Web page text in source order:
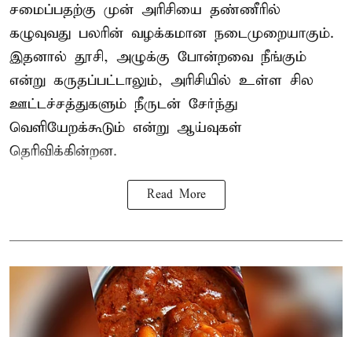
சமைப்பதற்கு முன் அரிசியை தண்ணீரில்
கழுவுவது பலரின் வழக்கமான நடைமுறையாகும்.
இதனால் தூசி, அழுக்கு போன்றவை நீங்கும்
என்று கருதப்பட்டாலும், அரிசியில் உள்ள சில
ஊட்டச்சத்துகளும் நீருடன் சேர்ந்து
வெளியேறக்கூடும் என்று ஆய்வுகள்
தெரிவிக்கின்றன.
Read More